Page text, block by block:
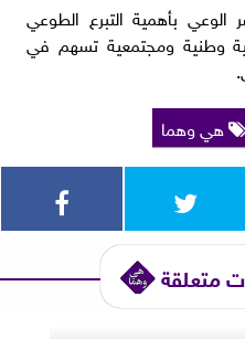
بأهمية التبرع الطوعي
وطنية ومجتمعية تسهم في
هي وهما
متعلقة